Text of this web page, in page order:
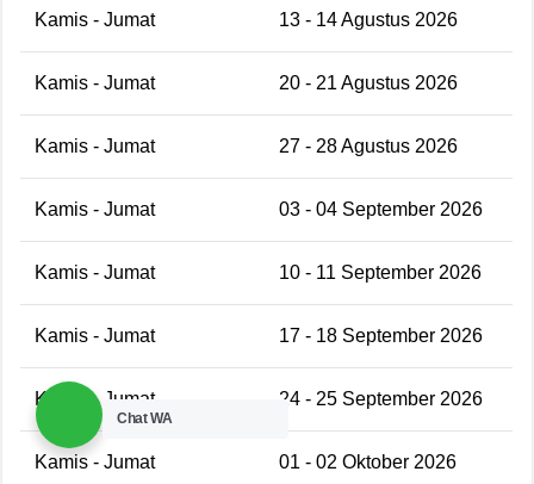
Kamis - Jumat 13 - 14 Agustus 2026
Kamis - Jumat 20 - 21 Agustus 2026
Kamis - Jumat 27 - 28 Agustus 2026
Kamis - Jumat 03 - 04 September 2026
Kamis - Jumat 10 - 11 September 2026
Kamis - Jumat 17 - 18 September 2026
Kamis - Jumat 24 - 25 September 2026
Kamis - Jumat 01 - 02 Oktober 2026
Chat WA